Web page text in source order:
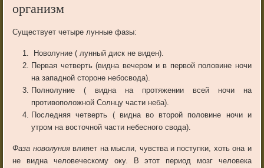
организм
Существует четыре лунные фазы:
Новолуние ( лунный диск не виден).
Первая четверть (видна вечером и в первой половине ночи
на западной стороне небосвода).
Полнолуние ( видна на протяжении всей ночи на
противоположной Солнцу части неба).
Последняя четверть ( видна во второй половине ночи и
утром на восточной части небесного свода).
Фаза новолуниявлияет на мысли, чувства и поступки, хоть она и
не видна человеческому оку. В этот период мозг человека